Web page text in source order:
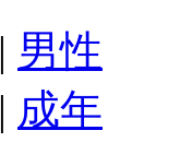
| 男性
| 成年